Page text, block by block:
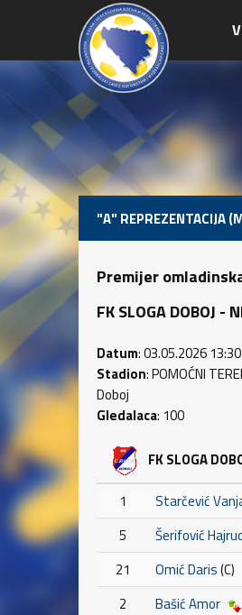
"A" REPREZENTACIJA
Premijer
FK SLOGA DOBOJ -
Datum: 03.05.2026 13:30
Stadion: POMOĆNI
Doboj
Gledalaca: 100
FK SLOGA
1 Starčević
5
Šerifović
21
Omić Daris(C)
2
Bašić Amor